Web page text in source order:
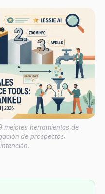
mejores herramientas de
de prospectos,